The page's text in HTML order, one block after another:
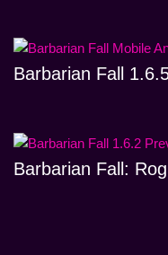
Barbarian Fall
Barbarian Fall: